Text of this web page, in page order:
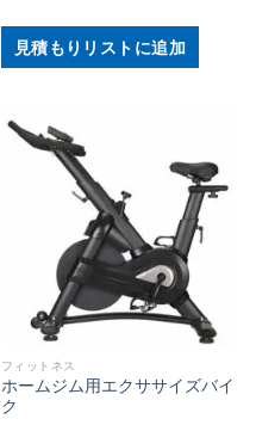
見積もりリストに追加
フィットネス
ホームジム用エクササイズバイ
ク